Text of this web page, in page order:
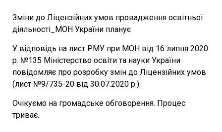
Зміни до Ліцензійних умов провадження освітньої
діяльності_МОН України планує
У відповідь на лист РМУ при МОН від 16 липня 2020
р. №135 Міністерство освіти та науки України
повідомляє про розробку змін до Ліцензійних умов
(лист №9/735-20 від 30.07.2020 р.).
Очікуємо на громадське обговорення. Процес
триває.